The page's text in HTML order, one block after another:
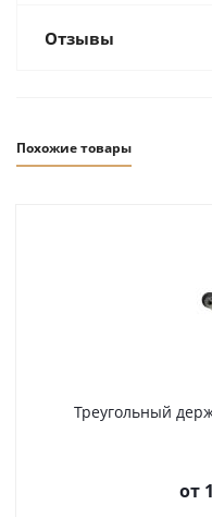
Отзывы
Похожие товары
Треугольный
от